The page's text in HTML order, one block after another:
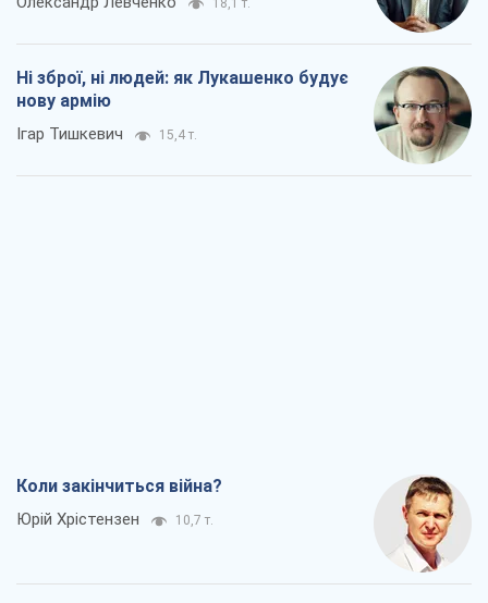
18,1 т.
Ні зброї, ні людей: як Лукашенко будує
нову армію
Ігар Тишкевич 15,4 т.
Коли закінчиться війна?
Юрій Хрістензен 10,7 т.